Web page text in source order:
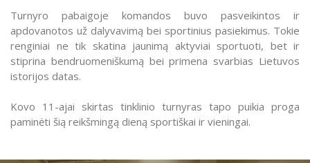
Turnyro pabaigoje komandos buvo pasveikintos ir
apdovanotos už dalyvavimą bei sportinius pasiekimus. Tokie
renginiai ne tik skatina jaunimą aktyviai sportuoti, bet ir
stiprina bendruomeniškumą bei primena svarbias Lietuvos
istorijos datas.
Kovo 11-ajai skirtas tinklinio turnyras tapo puikia proga
paminėti šią reikšmingą dieną sportiškai ir vieningai.